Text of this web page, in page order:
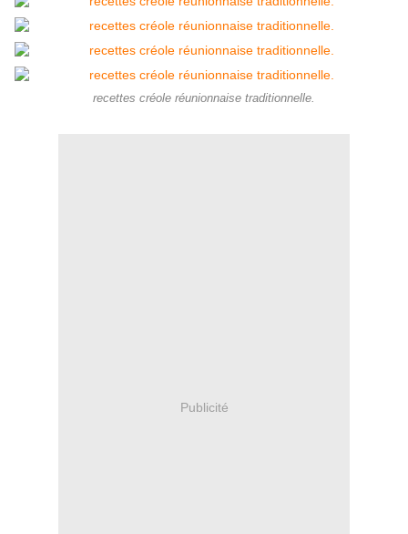
recettes créole réunionnaise traditionnelle.
Publicité